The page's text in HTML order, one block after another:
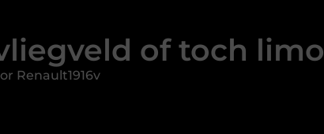
of toch
Renault1916v